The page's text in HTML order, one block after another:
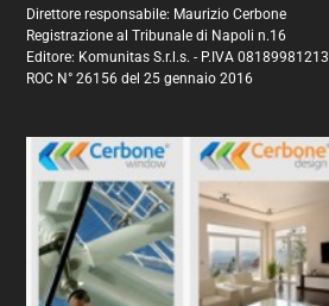
Direttore responsabile: Maurizio Cerbone
Registrazione al Tribunale di Napoli n.16
Editore: Komunitas S.r.l.s. - P.IVA 08189981213
ROC N° 26156 del 25 gennaio 2016